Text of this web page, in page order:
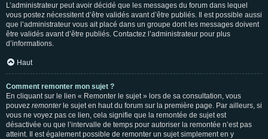
L’administrateur peut avoir décidé que les messages du forum dans lequel
vous postez nécessitent d’être validés avant d’être publiés. Il est possible aussi
que l’administrateur vous ait placé dans un groupe dont les messages doivent
être validés avant d’être publiés. Contactez l’administrateur pour plus
d’informations.
Haut
Comment remonter mon sujet ?
En cliquant sur le lien « Remonter le sujet » lors de sa consultation, vous
pouvez remonterle sujet en haut du forum sur la première page. Par ailleurs, si
vous ne voyez pas ce lien, cela signifie que la remontée de sujet est
désactivée ou que l’intervalle de temps pour autoriser la remontée n’est pas
atteint. Il est également possible de remonter un sujet simplement en y